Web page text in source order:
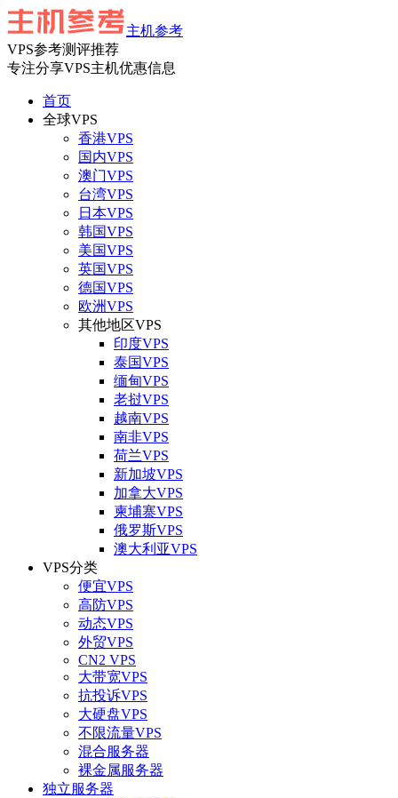
主机参考
VPS参考测评推荐
专注分享VPS主机优惠信息
首页
全球VPS
香港VPS
国内VPS
澳门VPS
台湾VPS
日本VPS
韩国VPS
美国VPS
英国VPS
德国VPS
欧洲VPS
其他地区VPS
印度VPS
泰国VPS
缅甸VPS
老挝VPS
越南VPS
南非VPS
荷兰VPS
新加坡VPS
加拿大VPS
柬埔寨VPS
俄罗斯VPS
澳大利亚VPS
VPS分类
便宜VPS
高防VPS
动态VPS
外贸VPS
CN2 VPS
大带宽VPS
抗投诉VPS
大硬盘VPS
不限流量VPS
混合服务器
裸金属服务器
独立服务器